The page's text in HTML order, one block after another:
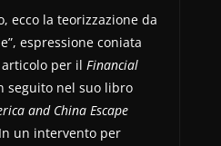
ecco la teorizzazione da
espressione coniata
per il Financial
seguito nel suo libro
and China Escape
un intervento per